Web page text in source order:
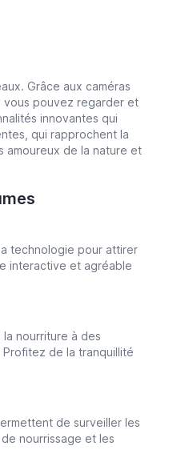
Grâce aux caméras
vous pouvez regarder et
innovantes qui
qui rapprochent la
amoureux de la nature et
technologie pour attirer
interactive et agréable
nourriture à des
de la tranquillité
de surveiller les
nourrissage et les